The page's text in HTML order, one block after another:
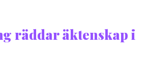
räddar äktenskap i